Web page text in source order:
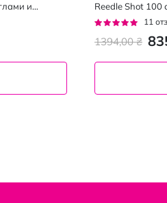
и
Reedle Shot
экстрактом
Рейтинг:
11
1394,00 ₴